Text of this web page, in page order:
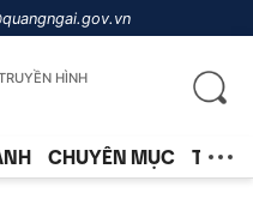
HÌNH
CHUYÊN MỤC TIN